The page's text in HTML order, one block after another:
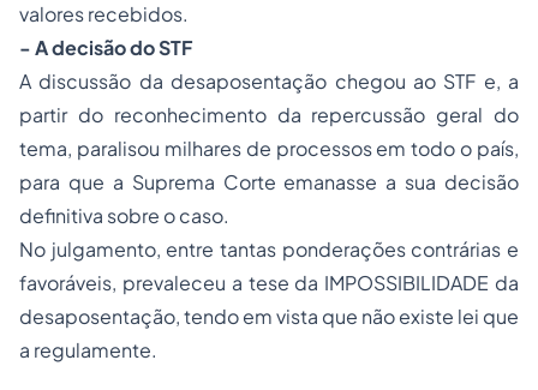
valores recebidos.
- A decisão do STF
A discussão da desaposentação chegou ao STF e, a
partir do reconhecimento da repercussão geral do
tema, paralisou milhares de processos em todo o país,
para que a Suprema Corte emanasse a sua decisão
definitiva sobre o caso.
No julgamento, entre tantas ponderações contrárias e
favoráveis, prevaleceu a tese da IMPOSSIBILIDADE da
desaposentação, tendo em vista que não existe lei que
a regulamente.